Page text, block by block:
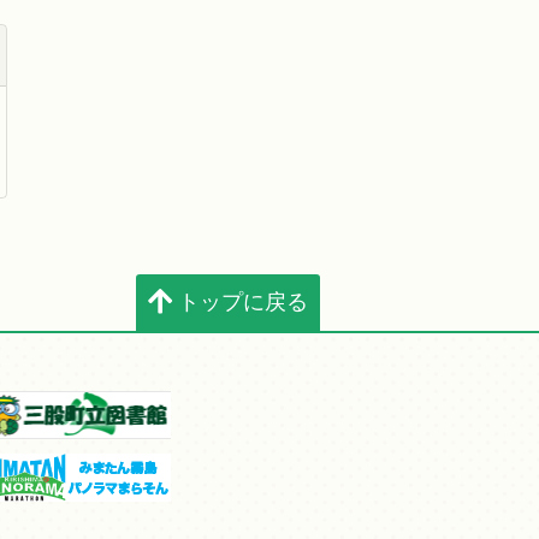
トップに戻る